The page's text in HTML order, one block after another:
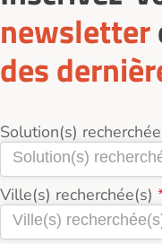
newsletter
des
Solution(s)
Ville(s) recherchée(s)